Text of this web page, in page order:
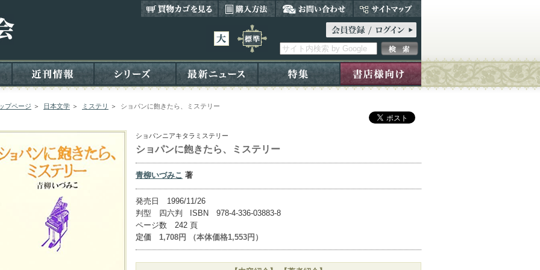
プページ ＞ 日本文学 ＞ ミステリ ＞ ショパンに飽きたら、ミステリー
ショパンニアキタラミステリー
ショパンに飽きたら、ミステリー
青柳いづみこ 著
発売日 1996/11/26
判型 四六判 ISBN 978-4-336-03883-8
ページ数 242 頁
定価 1,708円 （本体価格1,553円）